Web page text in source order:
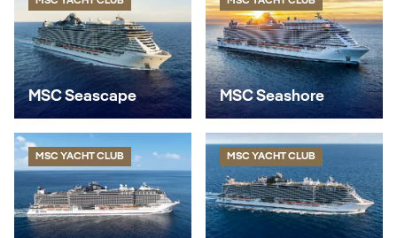
MSC Seascape MSC Seashore
MSC YACHT CLUB MSC YACHT CLUB